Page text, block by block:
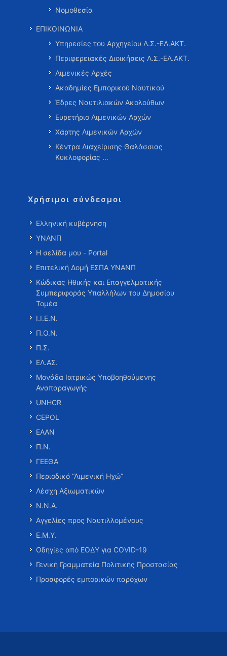
Νομοθεσία
ΕΠΙΚΟΙΝΩΝΙΑ
Υπηρεσίες του Αρχηγείου Λ.Σ.-ΕΛ.ΑΚΤ.
Περιφερειακές Διοικήσεις Λ.Σ.-ΕΛ.ΑΚΤ.
Λιμενικές Αρχές
Ακαδημίες Εμπορικού Ναυτικού
Έδρες Ναυτιλιακών Ακολούθων
Ευρετήριο Λιμενικών Αρχών
Χάρτης Λιμενικών Αρχών
Κέντρα Διαχείρισης Θαλάσσιας
Κυκλοφορίας …
Χρήσιμοι σύνδεσμοι
Ελληνική κυβέρνηση
ΥΝΑΝΠ
Η σελίδα μου - Portal
Επιτελική Δομή ΕΣΠΑ ΥΝΑΝΠ
Κώδικας Ηθικής και Επαγγελματικής
Συμπεριφοράς Υπαλλήλων του Δημοσίου
Τομέα
Ι.Ι.Ε.Ν.
Π.Ο.Ν.
Π.Σ.
ΕΛ.ΑΣ.
Μονάδα Ιατρικώς Υποβοηθούμενης
Αναπαραγωγής
UNHCR
CEPOL
ΕΑΑΝ
Π.Ν.
ΓΕΕΘΑ
Περιοδικό “Λιμενική Ηχώ”
Λέσχη Αξιωματικών
Ν.Ν.Α.
Αγγελίες προς Ναυτιλλομένους
Ε.Μ.Υ.
Οδηγίες από ΕΟΔΥ για COVID-19
Γενική Γραμματεία Πολιτικής Προστασίας
Προσφορές εμπορικών παρόχων